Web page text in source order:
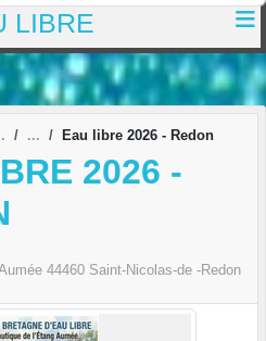
LIBRE
Eau libre 2026 - Redon
2026 -
44460 Saint-Nicolas-de -Redon